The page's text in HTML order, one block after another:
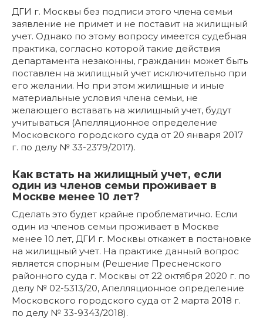
ДГИ г. Москвы без подписи этого члена семьи
заявление не примет и не поставит на жилищный
учет. Однако по этому вопросу имеется судебная
практика, согласно которой такие действия
департамента незаконны, гражданин может быть
поставлен на жилищный учет исключительно при
его желании. Но при этом жилищные и иные
материальные условия члена семьи, не
желающего вставать на жилищный учет, будут
учитываться (Апелляционное определение
Московского городского суда от 20 января 2017
г. по делу № 33-2379/2017).
Как встать на жилищный учет, если
один из членов семьи проживает в
Москве менее 10 лет?
Сделать это будет крайне проблематично. Если
один из членов семьи проживает в Москве
менее 10 лет, ДГИ г. Москвы откажет в постановке
на жилищный учет. На практике данный вопрос
является спорным (Решение Пресненского
районного суда г. Москвы от 22 октября 2020 г. по
делу № 02-5313/20, Апелляционное определение
Московского городского суда от 2 марта 2018 г.
по делу № 33-9343/2018).